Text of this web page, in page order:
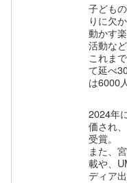
子ども
りに欠
動かす
活動な
これま
て延べ
は6000
2024年
価され
受賞。
また、
載や、
ディア